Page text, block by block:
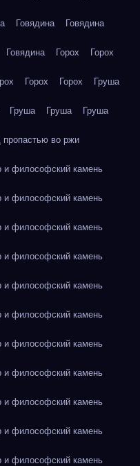
Говядина Говядина
Говядина Горох Горох
Горох Горох Груша
Груша Груша Груша
во ржи
и философский камень
и философский камень
и философский камень
и философский камень
и философский камень
и философский камень
и философский камень
и философский камень
и философский камень
и философский камень
и философский камень